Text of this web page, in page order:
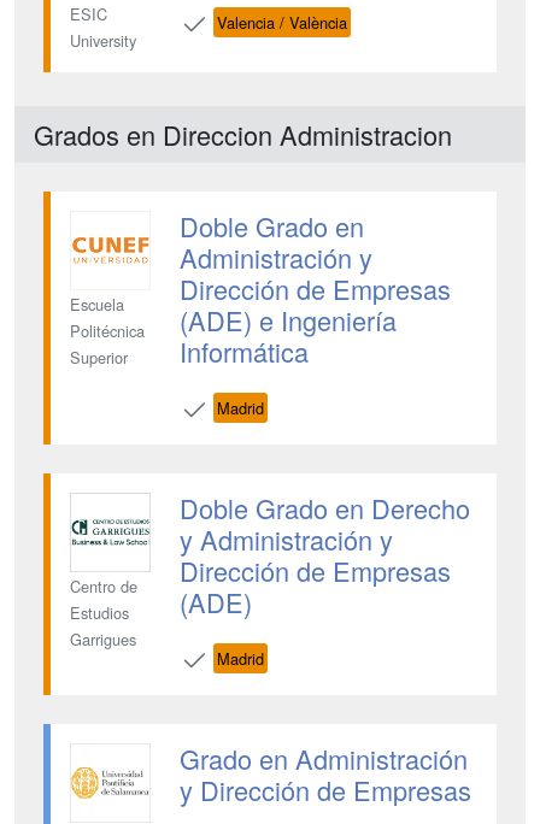
ESIC
University
Valencia / València
Grados en Direccion Administracion
Escuela
Politécnica
Superior
Doble Grado en
Administración y
Dirección de Empresas
(ADE) e Ingeniería
Informática
Madrid
Centro de
Estudios
Garrigues
Doble Grado en Derecho
y Administración y
Dirección de Empresas
(ADE)
Madrid
Grado en Administración
y Dirección de Empresas